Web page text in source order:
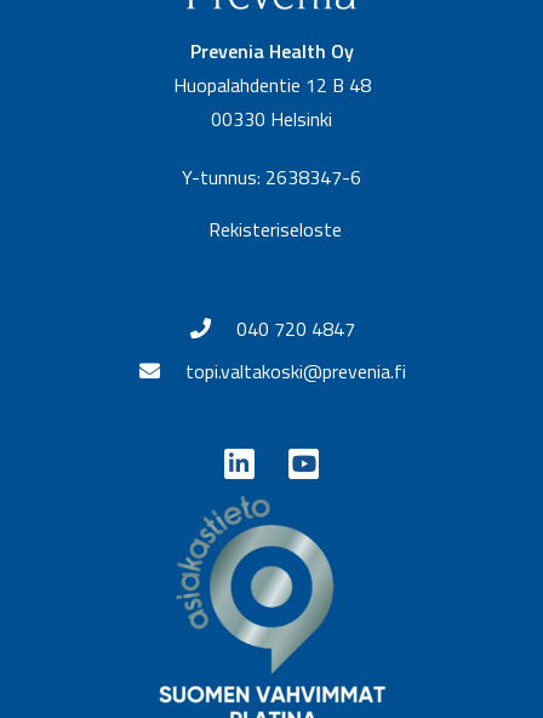
Prevenia Health Oy
Huopalahdentie 12 B 48
00330 Helsinki
Y-tunnus: 2638347-6
Rekisteriseloste
040 720 4847
topi.valtakoski@prevenia.fi